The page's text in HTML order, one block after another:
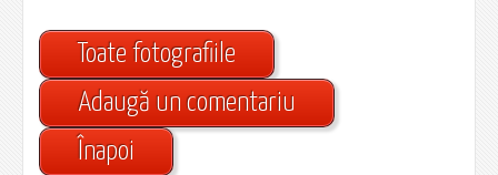
Toate fotografiile
Adaugă un comentariu
Înapoi